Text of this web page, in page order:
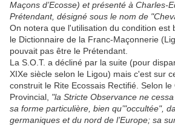
Maçons d’Ecosse) et présenté à Charles-
Prétendant, désigné sous le nom de
On notera que l'utilisation du condition est
le Dictionnaire de la Franc-Maçonnerie
pouvait pas être le Prétendant.
La S.O.T. a décliné par la suite (pour
XIXe siècle selon le Ligou) mais c'est sur
construit le Rite Ecossais Rectifié. Selon
Provincial, "la Stricte Observance ne
sa forme particulière, bien qu’"occultée",
germaniques et du nord de l’Europe; sa